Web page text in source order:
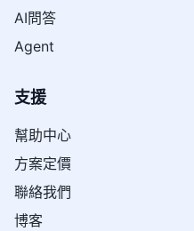
AI問答
Agent
支援
幫助中心
方案定價
聯絡我們
博客